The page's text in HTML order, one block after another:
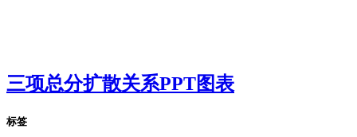
三项总分扩散关系PPT图表
标签